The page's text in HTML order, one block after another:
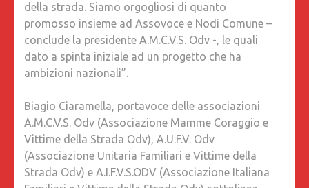
della strada. Siamo orgogliosi di quanto
promosso insieme ad Assovoce e Nodi Comune –
conclude la presidente A.M.C.V.S. Odv -, le quali
dato a spinta iniziale ad un progetto che ha
ambizioni nazionali”.
Biagio Ciaramella, portavoce delle associazioni
A.M.C.V.S. Odv (Associazione Mamme Coraggio e
Vittime della Strada Odv), A.U.F.V. Odv
(Associazione Unitaria Familiari e Vittime della
Strada Odv) e A.I.F.V.S.ODV (Associazione Italiana